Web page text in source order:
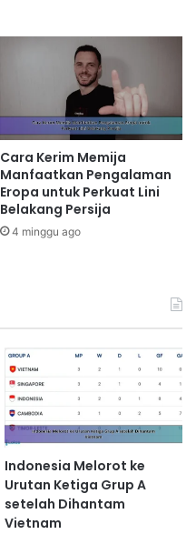
Cara Kerim Memija
Manfaatkan Pengalaman
Eropa untuk Perkuat Lini
Belakang Persija
4 minggu ago
Indonesia Melorot ke
Urutan Ketiga Grup A
setelah Dihantam
Vietnam